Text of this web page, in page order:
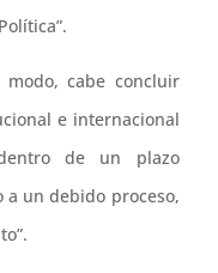
modo, cabe concluir
e internacional
de un plazo
a un debido proceso,